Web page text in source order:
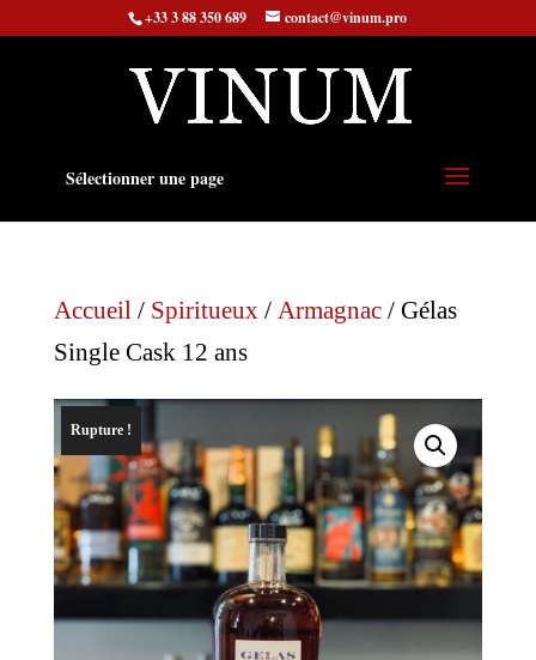
+33 3 88 350 689 contact@vinum.pro
Sélectionner une page
Accueil/ Spiritueux/ Armagnac/ Gélas
Single Cask 12 ans
Rupture !